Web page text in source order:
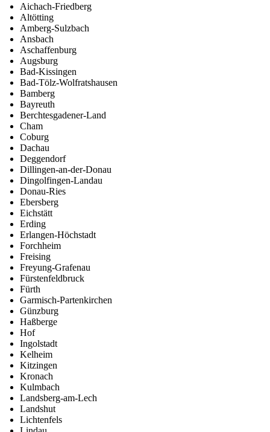
Aichach-Friedberg
Altötting
Amberg-Sulzbach
Ansbach
Aschaffenburg
Augsburg
Bad-Kissingen
Bad-Tölz-Wolfratshausen
Bamberg
Bayreuth
Berchtesgadener-Land
Cham
Coburg
Dachau
Deggendorf
Dillingen-an-der-Donau
Dingolfingen-Landau
Donau-Ries
Ebersberg
Eichstätt
Erding
Erlangen-Höchstadt
Forchheim
Freising
Freyung-Grafenau
Fürstenfeldbruck
Fürth
Garmisch-Partenkirchen
Günzburg
Haßberge
Hof
Ingolstadt
Kelheim
Kitzingen
Kronach
Kulmbach
Landsberg-am-Lech
Landshut
Lichtenfels